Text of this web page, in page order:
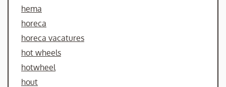
hema
horeca
horeca vacatures
hot wheels
hotwheel
hout